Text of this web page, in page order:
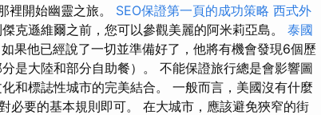
裡開始幽靈之旅。 SEO保證第一頁的成功策略 西式外
克遜維爾之前，您可以參觀美麗的阿米莉亞島。 泰國
如果他已經說了一切並準備好了，他將有機會發現6個歷
是大陸和部分自助餐）。 不能保證旅行總是會影響圖
和標誌性城市的完美結合。 一般而言，美國沒有什麼
必要的基本規則即可。 在大城市，應該避免狹窄的街